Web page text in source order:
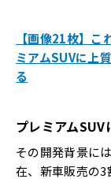
【画像21枚】
ミアムSUVに上
る
プレミアム
その開発背景に
在、新車販売の3